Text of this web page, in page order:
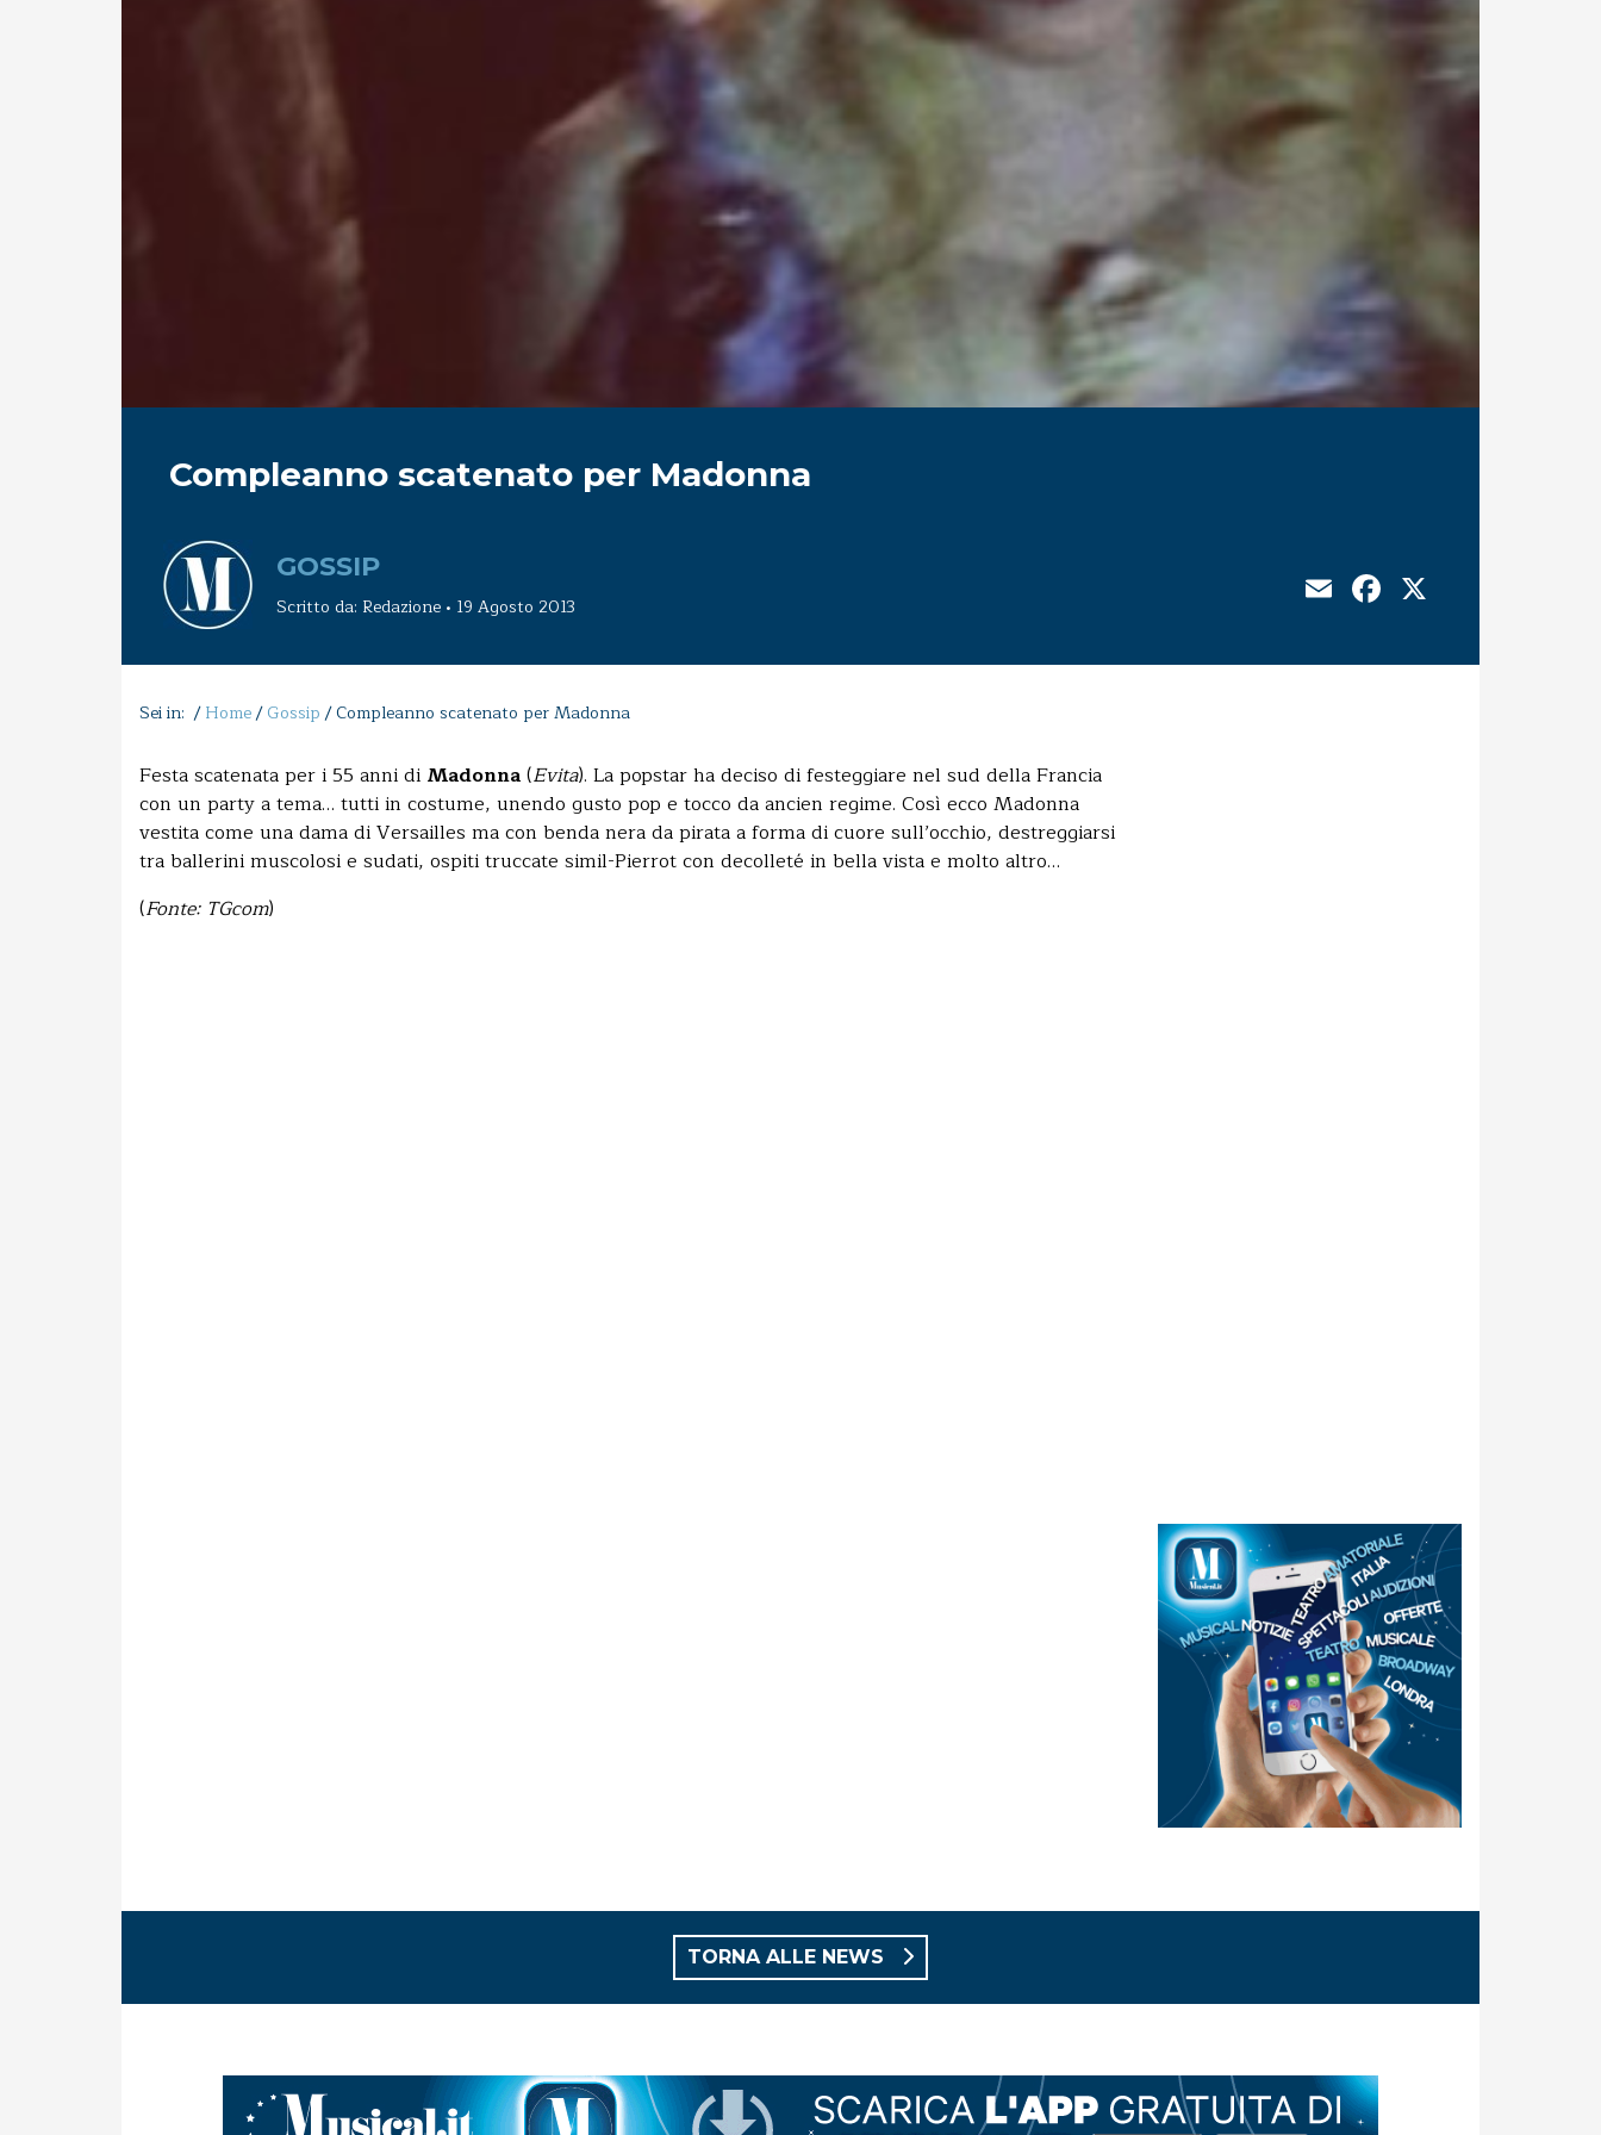
Compleanno scatenato per Madonna
GOSSIP
Scritto da: Redazione • 19 Agosto 2013 EmailFacebook
Sei in: /Home/Gossip/Compleanno scatenato per Madonna
Festa scatenata per i 55 anni di Madonna(Evita). La popstar ha deciso di festeggiare nel sud della Francia
con un party a tema… tutti in costume, unendo gusto pop e tocco da ancien regime. Così ecco Madonna
vestita come una dama di Versailles ma con benda nera da pirata a forma di cuore sull’occhio, destreggiarsi
tra ballerini muscolosi e sudati, ospiti truccate simil-Pierrot con decolleté in bella vista e molto altro…
(Fonte: TGcom)
TORNA ALLE NEWS